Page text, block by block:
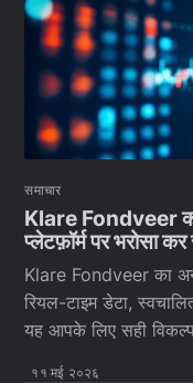
समाचार
Klare Fondveer
प्लेटफ़ॉर्म पर भरोसा
Klare Fondveer का
रियल-टाइम डेटा,
यह आपके लिए सही
११ मई २०२६